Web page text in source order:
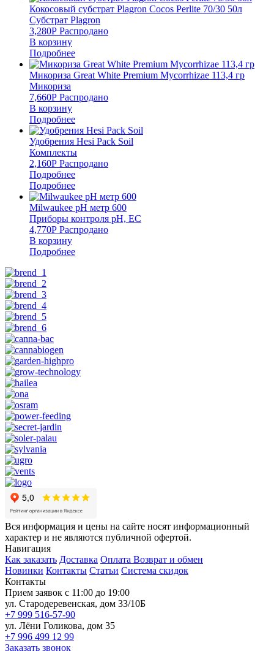
Кокосовый субстрат Plagron Cocos Perlite 70/30 50л
Субстрат Plagron
3,280Р Распродано
В корзину
Подробнее
Микориза Great White Premium Mycorrhizae 113,4 гр
Микориза
7,660Р Распродано
В корзину
Подробнее
Удобрения Hesi Pack Soil
Комплекты
2,160Р Распродано
Подробнее
Подробнее
Milwaukee pH метр 600
Приборы контроля pH, EC
4,770Р Распродано
В корзину
Подробнее
Вся информация и цены на сайте носят информационный
характер и не являются публичной офертой.
Навигация
Как заказать Доставка Оплата Возврат и обмен
Новинки Контакты Статьи Система скидок
Контакты
Прием заявок с 11:00 до 19:00
ул. Стародеревенская, дом 33/10Б
+7 999 516-57-90
ул. Лёни Голикова, дом 35
+7 996 499 12 99
Заказать звонок